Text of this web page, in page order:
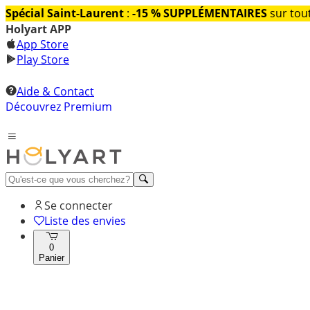
Spécial Saint-Laurent : -15 % SUPPLÉMENTAIRESsur
Holyart APP
App Store
Play Store
Aide & Contact
Découvrez Premium
Se connecter
Liste des envies
0
Panier